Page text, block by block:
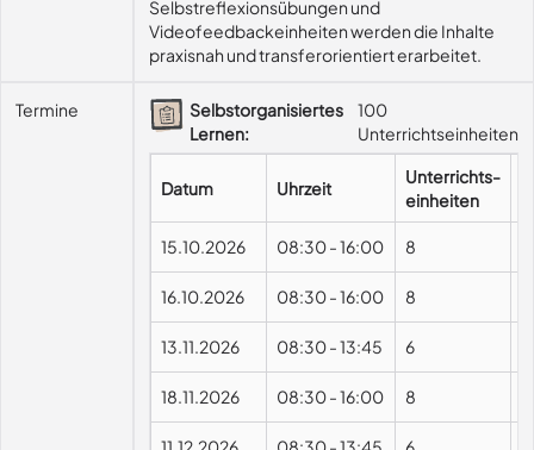
Selbstreflexionsübungen und
Videofeedbackeinheiten werden die Inhalte
praxisnah und transferorientiert erarbeitet.
Termine
Selbstorganisiertes
Lernen:
100
Unterrichtseinheiten
Datum Uhrzeit
Unterrichts-
einheiten
15.10.2026 08:30-16:00 8
16.10.2026 08:30-16:00 8
13.11.2026 08:30-13:45 6
18.11.2026 08:30-16:00 8